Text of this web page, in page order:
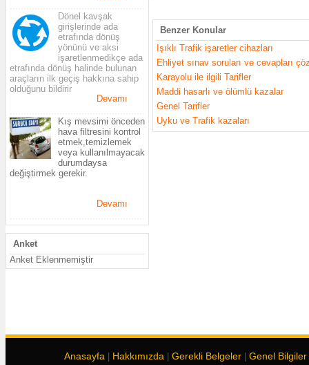
çıkar ve yakıt sarfiyatı artar.
.................................................
Dönel kavşak
girişlerinde ada
etrafında dönüş
yönünü ve aksi
işaretlenmedikçe ada
etrafında dönüş halinde bulunan
araçların ilk geçiş hakkına sahip
olduğunu bildirir
Devamı
.................................................
Kış mevsimi önceden
hava filtresini kontrol
etmek,temizlemek
veya kullanılmayacak
durumdaysa
değiştirmek gerekir.
Devamı
.................................................
Anket
Anket Eklenmemiştir
Benzer Konular
Işıklı Trafik işaretler cihazları
Ehliyet sınav soruları ve cevapları
Karayolu ile ilgili Tarifler
Maddi hasarlı ve ölümlü kazalar
Genel Tarifler
Uyku ve Trafik kazaları
Anasayfa| Hakkımızda| Gerekli Belgeler| Genel Bilgiler